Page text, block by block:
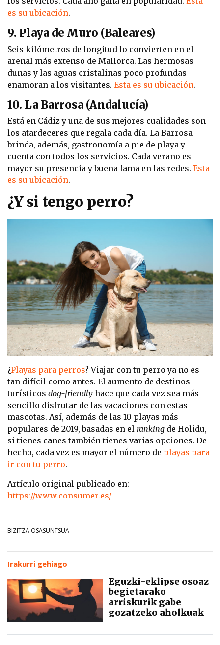
es su ubicación.
9. Playa de Muro (Baleares)
Seis kilómetros de longitud lo convierten en el
arenal más extenso de Mallorca. Las hermosas
dunas y las aguas cristalinas poco profundas
enamoran a los visitantes. Esta es su ubicación.
10. La Barrosa (Andalucía)
Está en Cádiz y una de sus mejores cualidades son
los atardeceres que regala cada día. La Barrosa
brinda, además, gastronomía a pie de playa y
cuenta con todos los servicios. Cada verano es
mayor su presencia y buena fama en las redes. Esta
es su ubicación.
¿Y si tengo perro?
¿Playas para perros? Viajar con tu perro ya no es
tan difícil como antes. El aumento de destinos
turísticos dog-friendly hace que cada vez sea más
sencillo disfrutar de las vacaciones con estas
mascotas. Así, además de las 10 playas más
populares de 2019, basadas en el ranking de Holidu,
si tienes canes también tienes varias opciones. De
hecho, cada vez es mayor el número de playas para
ir con tu perro.
Artículo original publicado en:
https://www.consumer.es/
BIZITZA OSASUNTSUA
Irakurri gehiago
Eguzki-eklipse osoaz
begietarako
arriskurik gabe
gozatzeko aholkuak